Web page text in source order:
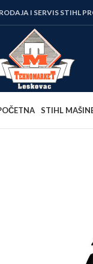
I SERVIS STIHL
STIHL